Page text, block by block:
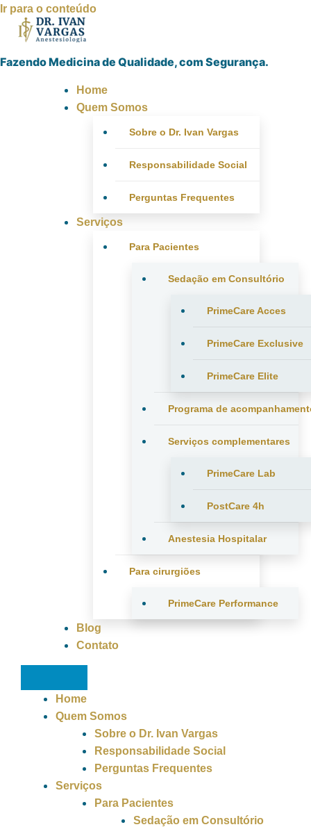
Ir para o conteúdo
Fazendo Medicina de Qualidade, com Segurança.
Home
Quem Somos
Sobre o Dr. Ivan Vargas
Responsabilidade Social
Perguntas Frequentes
Serviços
Para Pacientes
Sedação em Consultório
PrimeCare Acces
PrimeCare Exclusive
PrimeCare Elite
Programa de
Serviços complementares
PrimeCare Lab
PostCare 4h
Anestesia Hospitalar
Para cirurgiões
PrimeCare Performance
Blog
Contato
Home
Quem Somos
Sobre o Dr. Ivan Vargas
Responsabilidade Social
Perguntas Frequentes
Serviços
Para Pacientes
Sedação em Consultório